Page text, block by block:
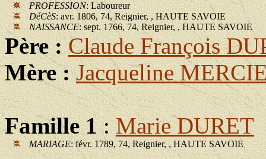
PROFESSION: Laboureur
DéCèS: avr. 1806, 74, Reignier, , HAUTE SAVOIE
NAISSANCE: sept. 1766, 74, Reignier, , HAUTE SAVOIE
Père :Claude François
Mère :Jacqueline
Famille 1:Marie DURET
MARIAGE: févr. 1789, 74, Reignier, , HAUTE SAVOIE